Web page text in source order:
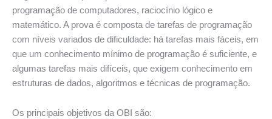
programação de computadores, raciocínio lógico e
matemático. A prova é composta de tarefas de programação
com níveis variados de dificuldade: há tarefas mais fáceis, em
que um conhecimento mínimo de programação é suficiente, e
algumas tarefas mais difíceis, que exigem conhecimento em
estruturas de dados, algoritmos e técnicas de programação.
Os principais objetivos da OBI são: